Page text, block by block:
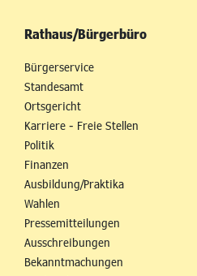
Rathaus/Bürgerbüro
Bürgerservice
Standesamt
Ortsgericht
Karriere - Freie Stellen
Politik
Finanzen
Ausbildung/Praktika
Wahlen
Pressemitteilungen
Ausschreibungen
Bekanntmachungen